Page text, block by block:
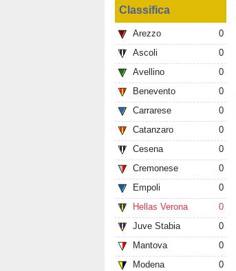
Classifica
Arezzo
0
Ascoli
0
Avellino
0
Benevento
0
Carrarese
0
Catanzaro
0
Cesena
0
Cremonese
0
Empoli
0
Hellas Verona
0
Juve Stabia
0
Mantova
0
Modena
0